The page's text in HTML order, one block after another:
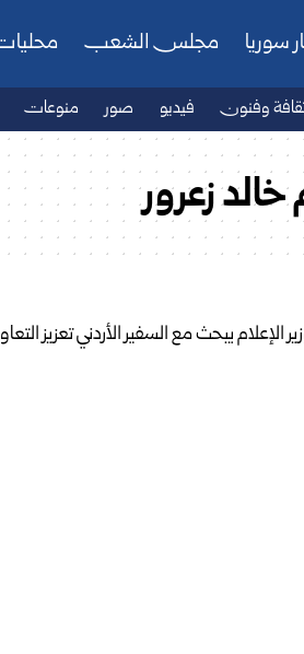
سوريا مجلس الشعب
وفنون فيديو صور منوعات
خالد زعرور